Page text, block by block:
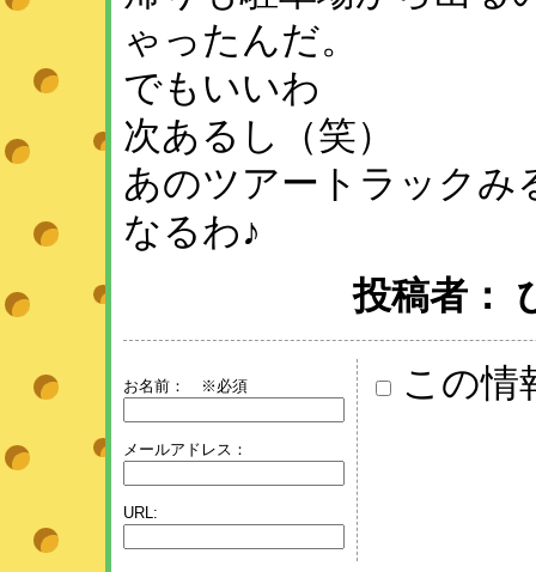
ゃったんだ。
でもいいわ
次あるし（笑）
あのツアートラックみ
なるわ♪
投稿者：
お名前： ※必須
メールアドレス：
URL:
この情